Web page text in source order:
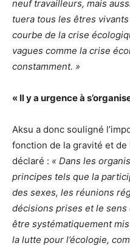
neuf travailleurs, mais
tuera tous les êtres vivants
courbe de la crise
vagues comme la crise
constamment. »
« Il y a urgence à
Aksu a donc souligné
fonction de la gravité et de
déclaré : « Dans les
principes tels que la
des sexes, les réunions
décisions prises et le
être systématiquement
la lutte pour l’écologie,